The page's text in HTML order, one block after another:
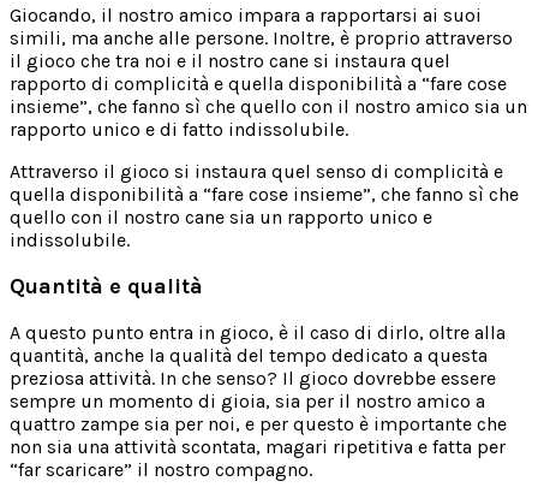
Giocando, il nostro amico impara a rapportarsi ai suoi
simili, ma anche alle persone. Inoltre, è proprio attraverso
il gioco che tra noi e il nostro cane si instaura quel
rapporto di complicità e quella disponibilità a “fare cose
insieme”, che fanno sì che quello con il nostro amico sia un
rapporto unico e di fatto indissolubile.
Attraverso il gioco si instaura quel senso di complicità e
quella disponibilità a “fare cose insieme”, che fanno sì che
quello con il nostro cane sia un rapporto unico e
indissolubile.
Quantità e qualità
A questo punto entra in gioco, è il caso di dirlo, oltre alla
quantità, anche la qualità del tempo dedicato a questa
preziosa attività. In che senso? Il gioco dovrebbe essere
sempre un momento di gioia, sia per il nostro amico a
quattro zampe sia per noi, e per questo è importante che
non sia una attività scontata, magari ripetitiva e fatta per
“far scaricare” il nostro compagno.